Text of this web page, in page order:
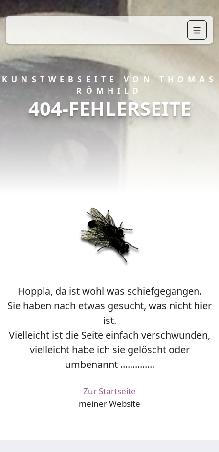
KUNSTWEBSEITE VON THOMAS
RÖMHILD
404-FEHLERSEITE
Hoppla, da ist wohl was schiefgegangen.
Sie haben nach etwas gesucht, was nicht hier
ist.
Vielleicht ist die Seite einfach verschwunden,
vielleicht habe ich sie gelöscht oder
umbenannt ..............
Zur Startseite
meiner Website